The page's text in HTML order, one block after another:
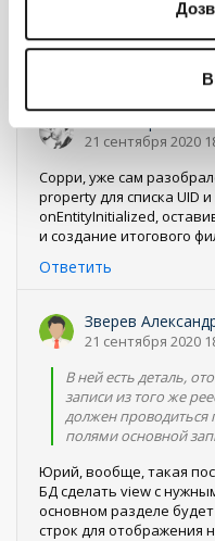
GO
21 сентября 2020
Сорри, уже сам
property для списка UID
onEntityInitialized,
и создание итогового
Ответить
Зверев
21 сентября 2020
В ней есть деталь,
записи из того же
должен проводиться
полями основной
Юрий, вообще, такая
БД сделать view с
основном разделе
строк для отображения